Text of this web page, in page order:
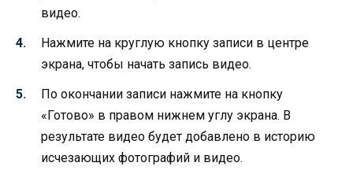
видео.
Нажмите на круглую кнопку записи в центре
экрана, чтобы начать запись видео.
По окончании записи нажмите на кнопку
«Готово» в правом нижнем углу экрана. В
результате видео будет добавлено в историю
исчезающих фотографий и видео.